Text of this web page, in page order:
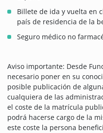
Billete de ida y vuelta en
país de residencia de la
Seguro médico no
Aviso importante: Desde
necesario poner en su
posible publicación de
cualquiera de las
el coste de la matrícula
podrá hacerse cargo de la
este coste la persona